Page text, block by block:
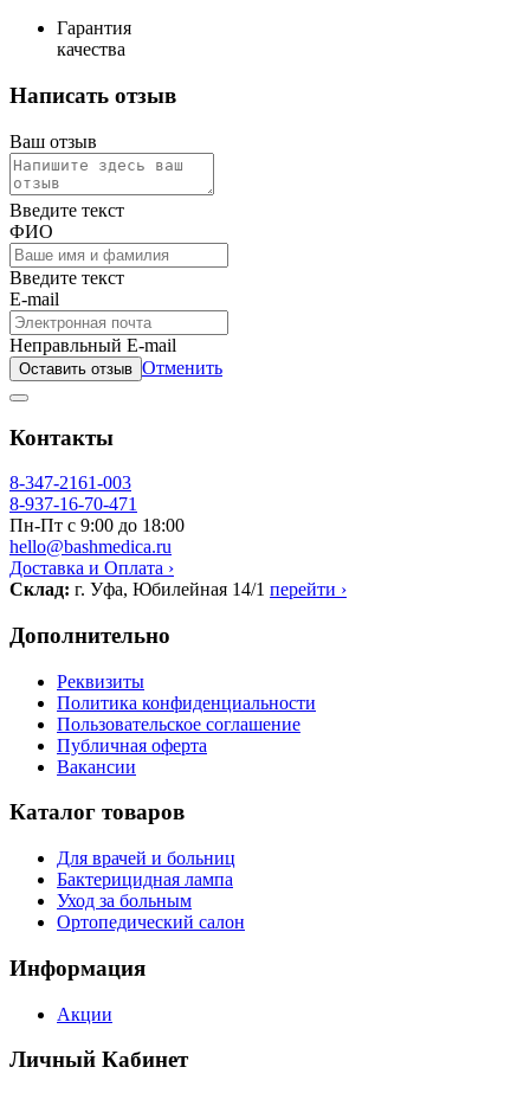
Гарантия
качества
Написать отзыв
Ваш отзыв
Введите текст
ФИО
Введите текст
E-mail
Неправльный E-mail
Оставить отзыв Отменить
Контакты
8-347-2161-003
8-937-16-70-471
Пн-Пт с 9:00 до 18:00
hello@bashmedica.ru
Доставка и Оплата ›
Склад: г. Уфа, Юбилейная 14/1 перейти ›
Дополнительно
Реквизиты
Политика конфиденциальности
Пользовательское соглашение
Публичная оферта
Вакансии
Каталог товаров
Для врачей и больниц
Бактерицидная лампа
Уход за больным
Ортопедический салон
Информация
Акции
Личный Кабинет